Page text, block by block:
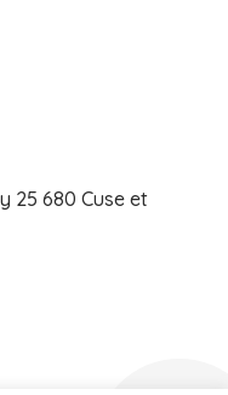
25 680 Cuse et